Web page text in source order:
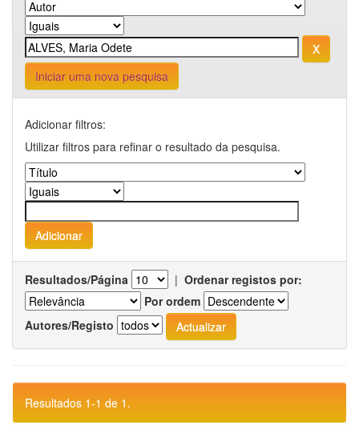
Iniciar uma nova pesquisa
Adicionar filtros:
Utilizar filtros para refinar o resultado da pesquisa.
Resultados/Página | Ordenar registos por:
Por ordem
Autores/Registo
Resultados 1-1 de 1.